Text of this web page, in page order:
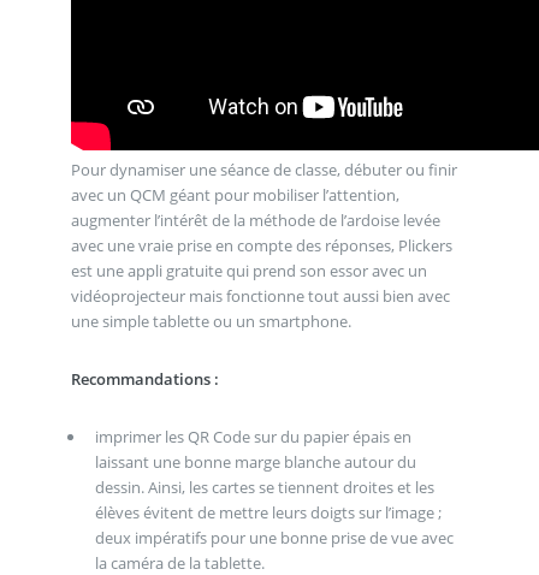
Pour dynamiser une séance de classe, débuter ou finir
avec un QCM géant pour mobiliser l’attention,
augmenter l’intérêt de la méthode de l’ardoise levée
avec une vraie prise en compte des réponses, Plickers
est une appli gratuite qui prend son essor avec un
vidéoprojecteur mais fonctionne tout aussi bien avec
une simple tablette ou un smartphone.
Recommandations :
imprimer les QR Code sur du papier épais en
laissant une bonne marge blanche autour du
dessin. Ainsi, les cartes se tiennent droites et les
élèves évitent de mettre leurs doigts sur l’image ;
deux impératifs pour une bonne prise de vue avec
la caméra de la tablette.